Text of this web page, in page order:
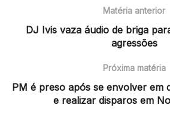
Matéria anterior
DJ Ivis vaza áudio de briga
agressões
Próxima matéria
PM é preso após se envolver em
e realizar disparos em